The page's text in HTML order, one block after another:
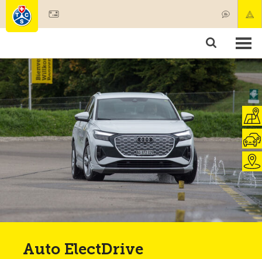
Membres & prestations
Tests, sécurité & santé
Auto ElectDrive